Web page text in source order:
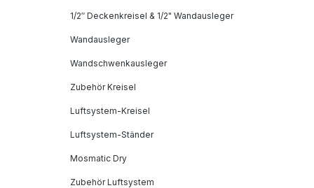
1/2″ Deckenkreisel & 1/2" Wandausleger
Wandausleger
Wandschwenkausleger
Zubehör Kreisel
Luftsystem-Kreisel
Luftsystem-Ständer
Mosmatic Dry
Zubehör Luftsystem